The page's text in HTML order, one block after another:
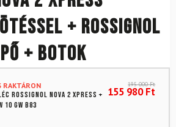
+ ROSSIGNOL
+ botok
RAKTÁRON
ROSSIGNOL Nova 2 Xpress +
10 GW B83
195 000Ft
155 980Ft